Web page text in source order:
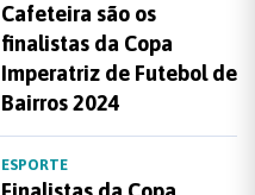
Cafeteira são os
finalistas da Copa
Imperatriz de Futebol de
Bairros 2024
ESPORTE